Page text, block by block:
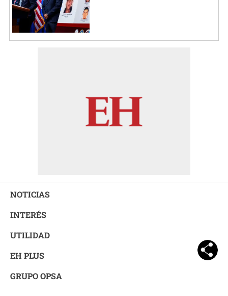
NOTICIAS
INTERÉS
UTILIDAD
EH PLUS
GRUPO OPSA